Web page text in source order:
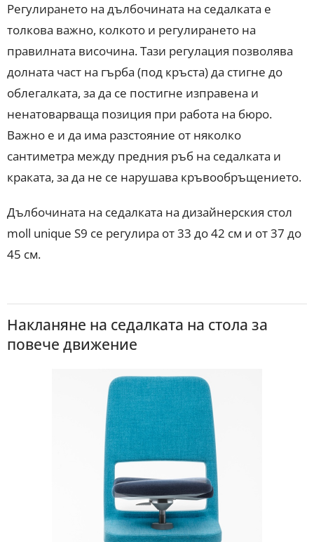
Регулирането на дълбочината на седалката е
толкова важно, колкото и регулирането на
правилната височина. Тази регулация позволява
долната част на гърба (под кръста) да стигне до
облегалката, за да се постигне изправена и
ненатоварваща позиция при работа на бюро.
Важно е и да има разстояние от няколко
сантиметра между предния ръб на седалката и
краката, за да не се нарушава кръвообръщението.
Дълбочината на седалката на дизайнерския стол
moll unique S9 се регулира от 33 до 42 см и от 37 до
45 см.
Накланяне на седалката на стола за
повече движение